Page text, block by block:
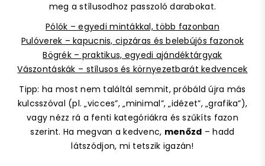
meg a stílusodhoz passzoló darabokat.
Pólók – egyedi mintákkal, több fazonban
Pulóverek – kapucnis, cipzáras és belebújós fazonok
Bögrék – praktikus, egyedi ajándéktárgyak
Vászontáskák – stílusos és környezetbarát kedvencek
Tipp: ha most nem találtál semmit, próbáld újra más
kulcsszóval (pl. „vicces”, „minimal”, „idézet”, „grafika”),
vagy nézz rá a fenti kategóriákra és szűkíts fazon
szerint. Ha megvan a kedvenc, menőzd – hadd
látszódjon, mi tetszik igazán!